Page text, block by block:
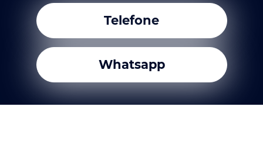
Telefone
Whatsapp